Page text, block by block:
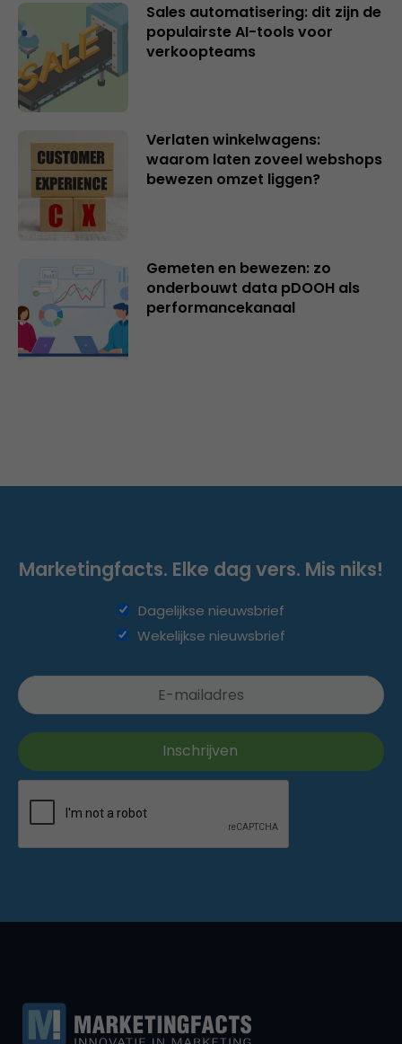
Sales automatisering: dit zijn de
populairste AI-tools voor
verkoopteams
Verlaten winkelwagens:
waarom laten zoveel webshops
bewezen omzet liggen?
Gemeten en bewezen: zo
onderbouwt data pDOOH als
performancekanaal
Marketingfacts. Elke dag vers. Mis niks!
Dagelijkse nieuwsbrief
Wekelijkse nieuwsbrief